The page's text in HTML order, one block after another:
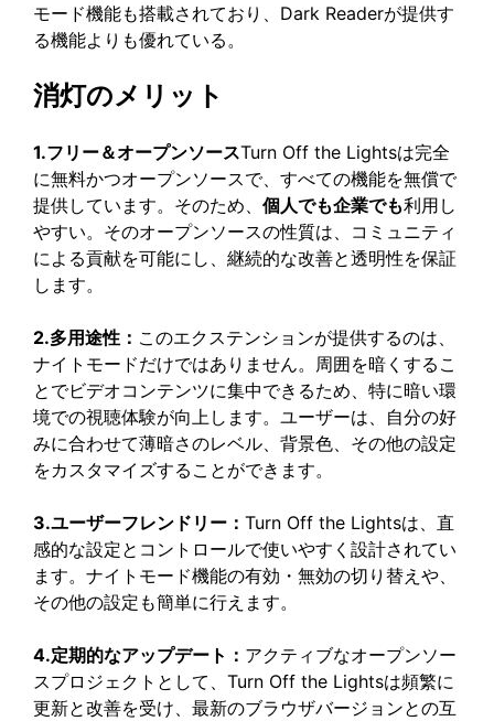
モード機能も搭載されており、Dark Readerが提供す
る機能よりも優れている。
消灯のメリット
1.フリー＆オープンソースTurn Off the Lightsは完全
に無料かつオープンソースで、すべての機能を無償で
提供しています。そのため、 個人でも企業でも利用し
やすい。そのオープンソースの性質は、コミュニティ
による貢献を可能にし、継続的な改善と透明性を保証
します。
2.多用途性： このエクステンションが提供するのは、
ナイトモードだけではありません。周囲を暗くするこ
とでビデオコンテンツに集中できるため、特に暗い環
境での視聴体験が向上します。ユーザーは、自分の好
みに合わせて薄暗さのレベル、背景色、その他の設定
をカスタマイズすることができます。
3.ユーザーフレンドリー： Turn Off the Lightsは、直
感的な設定とコントロールで使いやすく設計されてい
ます。ナイトモード機能の有効・無効の切り替えや、
その他の設定も簡単に行えます。
4.定期的なアップデート： アクティブなオープンソー
スプロジェクトとして、Turn Off the Lightsは頻繁に
更新と改善を受け、最新のブラウザバージョンとの互